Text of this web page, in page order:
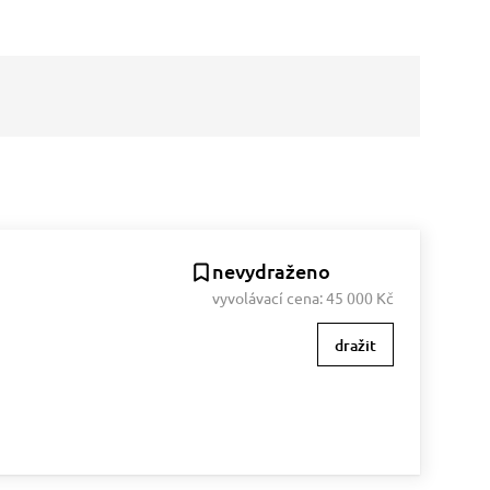
nevydraženo
vyvolávací cena:45 000 Kč
dražit